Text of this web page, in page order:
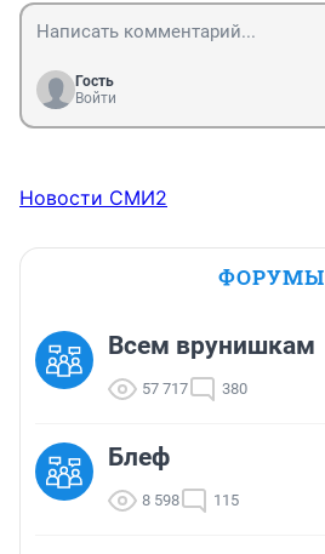
Гость
Войти
Новости СМИ2
ФОРУМЫ
Всем врунишкам
57 717 380
Блеф
8 598 115